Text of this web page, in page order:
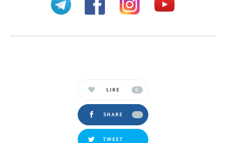
LIKE 0
SHARE
TWEET